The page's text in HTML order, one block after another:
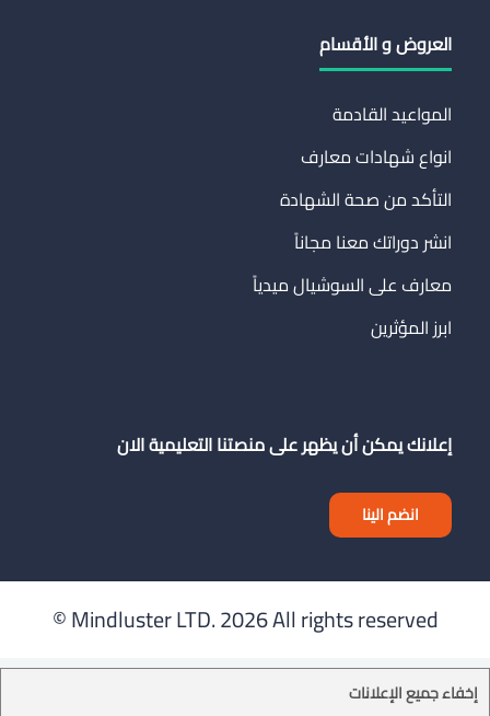
العروض و الأقسام
المواعيد القادمة
انواع شهادات معارف
التأكد من صحة الشهادة
انشر دوراتك معنا مجاناً
معارف على السوشيال ميدياً
ابرز المؤثرين
إعلانك يمكن أن يظهر على منصتنا التعليمية الان
انضم الينا
Mindluster LTD.2026 All rights reserved ©
إخفاء جميع الإعلانات